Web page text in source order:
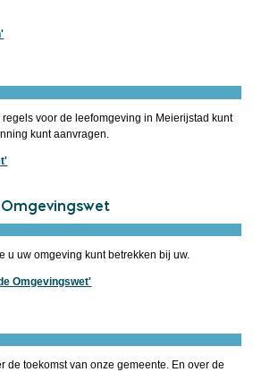
voor de leefomgeving in Meierijstad kunt
kunt aanvragen.
u uw omgeving kunt betrekken bij uw.
Omgevingswet'
de toekomst van onze gemeente. En over de